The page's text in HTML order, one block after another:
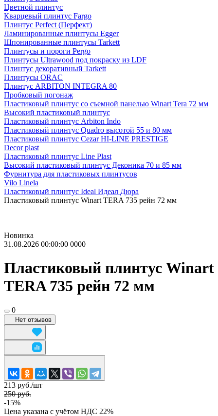
Цветной плинтус
Кварцевый плинтус Fargo
Плинтус Perfect (Перфект)
Ламинированные плинтусы Egger
Шпонированные плинтусы Tarkett
Плинтусы и пороги Pergo
Плинтусы Ultrawood под покраску из LDF
Плинтус декоративный Tarkett
Плинтусы ORAC
Плинтус ARBITON INTEGRA 80
Пробковый погонаж
Пластиковый плинтус со съемной панелью Winart Tera 72 мм
Высокий пластиковый плинтус
Пластиковый плинтус Arbiton Indo
Пластиковый плинтус Quadro высотой 55 и 80 мм
Пластиковый плинтус Cezar HI-LINE PRESTIGE
Decor plast
Пластиковый плинтус Line Plast
Высокий пластиковый плинтус Деконика 70 и 85 мм
Фурнитура для пластиковых плинтусов
Vilo Linela
Пластиковый плинтус Ideal Идеал Дюра
Пластиковый плинтус Winart TERA 735 рейн 72 мм
Новинка
31.08.2026 00:00:00 0000
Пластиковый плинтус Winart
TERA 735 рейн 72 мм
0
Нет отзывов
213 руб./шт
250 руб.
-15%
Цена указана с учётом НДС 22%